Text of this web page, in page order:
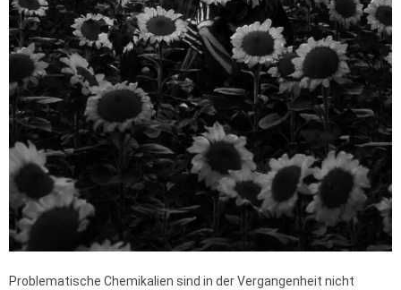
Problematische Chemikalien sind in der Vergangenheit nicht